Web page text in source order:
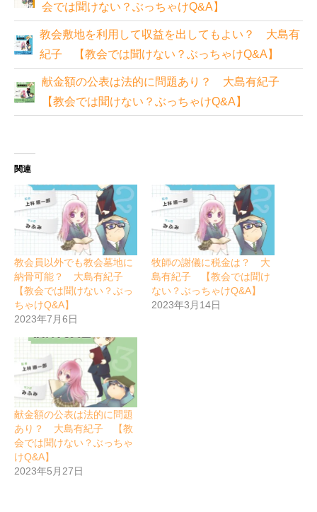
会では聞けない？ぶっちゃけQ&A】
教会敷地を利用して収益を出してもよい？ 大島有
紀子 【教会では聞けない？ぶっちゃけQ&A】
献金額の公表は法的に問題あり？ 大島有紀子
【教会では聞けない？ぶっちゃけQ&A】
関連
教会員以外でも教会墓地に
納骨可能？ 大島有紀子
【教会では聞けない？ぶっ
ちゃけQ&A】
2023年7月6日
牧師の謝儀に税金は？ 大
島有紀子 【教会では聞け
ない？ぶっちゃけQ&A】
2023年3月14日
献金額の公表は法的に問題
あり？ 大島有紀子 【教
会では聞けない？ぶっちゃ
けQ&A】
2023年5月27日